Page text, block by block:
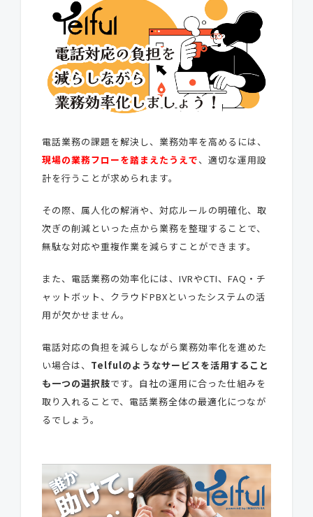
電話業務の課題を解決し、業務効率を高めるには、
現場の業務フローを踏まえたうえで、適切な運用設
計を行うことが求められます。
その際、属人化の解消や、対応ルールの明確化、取
次ぎの削減といった点から業務を整理することで、
無駄な対応や重複作業を減らすことができます。
また、電話業務の効率化には、IVRやCTI、FAQ・チ
ャットボット、クラウドPBXといったシステムの活
用が欠かせません。
電話対応の負担を減らしながら業務効率化を進めた
い場合は、 Telfulのようなサービスを活用すること
も一つの選択肢です。自社の運用に合った仕組みを
取り入れることで、電話業務全体の最適化につなが
るでしょう。